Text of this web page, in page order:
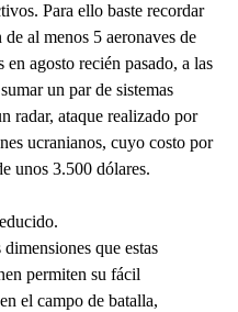
Para ello baste recordar
al menos 5 aeronaves de
en agosto recién pasado, a las
un par de sistemas
radar, ataque realizado por
ucranianos, cuyo costo por
unos 3.500 dólares.
que estas
permiten su fácil
el campo de batalla,